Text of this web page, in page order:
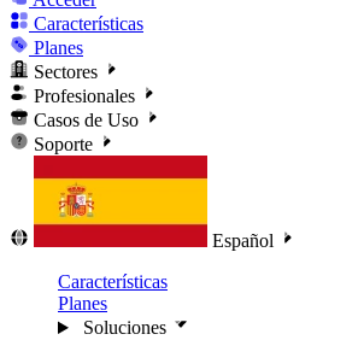
Características
Planes
Sectores
Profesionales
Casos de Uso
Soporte
Español
Características
Planes
Soluciones